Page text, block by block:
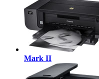
Mark II